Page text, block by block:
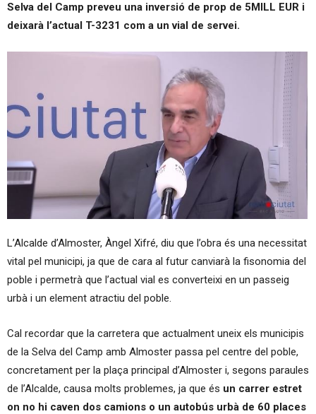
Selva del Camp preveu una inversió de prop de 5MILL EUR i
deixarà l’actual T-3231 com a un vial de servei.
L’Alcalde d’Almoster, Àngel Xifré, diu que l’obra és una necessitat
vital pel municipi, ja que de cara al futur canviarà la fisonomia del
poble i permetrà que l’actual vial es converteixi en un passeig
urbà i un element atractiu del poble.
Cal recordar que la carretera que actualment uneix els municipis
de la Selva del Camp amb Almoster passa pel centre del poble,
concretament per la plaça principal d’Almoster i, segons paraules
de l’Alcalde, causa molts problemes, ja que és un carrer estret
on no hi caven dos camions o un autobús urbà de 60 places